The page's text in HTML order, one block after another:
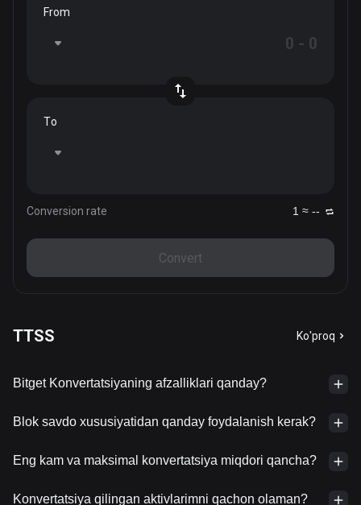
From
To
Conversion rate 1 ≈ --
Convert
TTSS Ko'proq
Bitget Konvertatsiyaning afzalliklari qanday?
Blok savdo xususiyatidan qanday foydalanish kerak?
Eng kam va maksimal konvertatsiya miqdori qancha?
Konvertatsiya qilingan aktivlarimni qachon olaman?